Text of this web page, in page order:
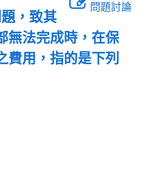
問題討論
，致其
無法完成時，在保
費用，指的是下列